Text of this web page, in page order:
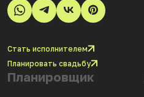
Стать исполнителем
Планировать свадьбу
Планировщик